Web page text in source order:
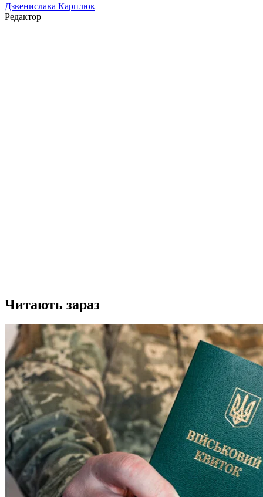
Дзвенислава Карплюк
Редактор
Читають зараз